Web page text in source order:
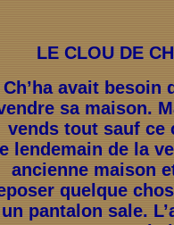
LE CLOU DE
Ch’ha avait besoin
sa maison.
vends tout sauf ce
lendemain de la
ancienne maison
quelque
un pantalon sale.